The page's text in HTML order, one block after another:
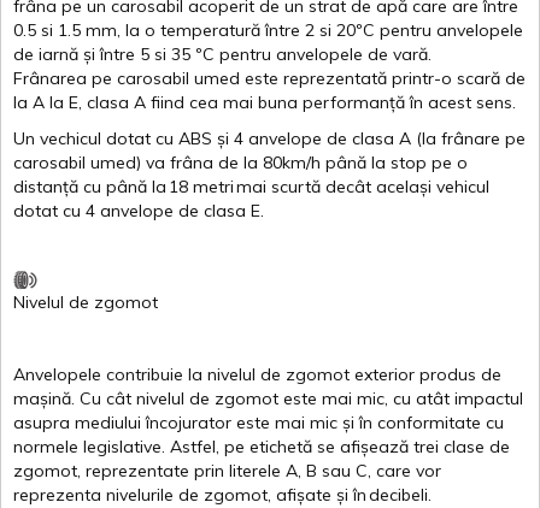
frâna pe un carosabil acoperit de un strat de apă care areîntre
0.5 si 1.5 mm, la o temperatură între 2 si 20ºC pentru anvelopele
de iarnă și între 5 si 35 ºC pentru anvelopele de vară.
Frânarea pe carosabil umed este reprezentată printr-o scară de
la A la E, clasa A fiind cea mai buna performanță în acest sens.
Un vechicul dotat cu ABS și 4 anvelope de clasa A (la frânare pe
carosabil umed) va frâna de la 80km/h până la stop pe o
distanță cu până la 18 metrimai scurtă decât același vehicul
dotat cu 4 anvelope de clasa E.
Nivelul de zgomot
Anvelopele contribuie la nivelul de zgomot exterior produs de
mașină. Cu cât nivelul de zgomot este mai mic, cu atât impactul
asupra mediului încojurator este mai mic și în conformitate cu
normele legislative. Astfel, pe etichetă se afișează trei clase de
zgomot, reprezentate prin literele A, B sau C, care vor
reprezenta nivelurile de zgomot, afișate și îndecibeli.